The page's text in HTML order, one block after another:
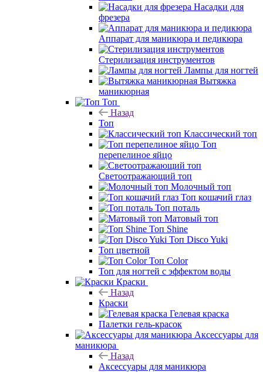
Насадки для
фрезера
Аппарат для маникюра и педикюра
Стерилизация инструментов
Лампы для ногтей
Вытяжка
маникюрная
Топ
Назад
Топ
Классический топ
Топ
перепелиное яйцо
Светоотражающий топ
Молочный топ
Топ кошачий глаз
Топ поталь
Матовый топ
Топ Shine
Топ Disco Yuki
Топ цветной
Топ Color
Топ для ногтей с эффектом воды
Краски
Назад
Краски
Гелевая краска
Палетки гель-красок
Аксессуары для
маникюра
Назад
Аксессуары для маникюра